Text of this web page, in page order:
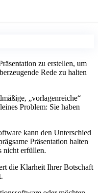
zu erstellen, um
Rede zu halten
„vorlagenreiche“
Problem: Sie haben
kann den Unterschied
Präsentation halten
nicht erfüllen.
die Klarheit Ihrer Botschaft